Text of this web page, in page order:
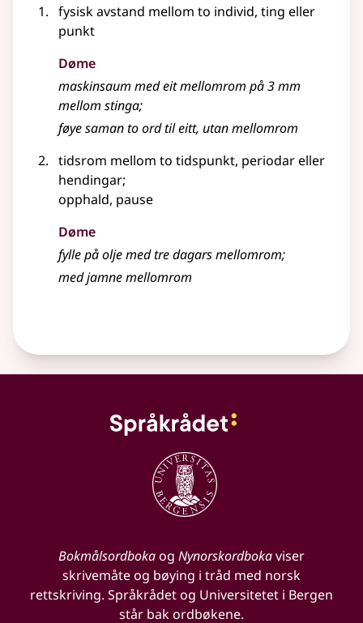
fysisk avstand mellom to individ, ting eller
punkt
Døme
maskinsaum med eit mellomrom på 3 mm
mellom stinga;
føye saman to ord til eitt, utan mellomrom
tidsrom mellom to tidspunkt, periodar eller
hendingar;
opphald, pause
Døme
fylle på olje med tre dagars mellomrom;
med jamne mellomrom
Bokmålsordbokaog Nynorskordbokaviser
skrivemåte og bøying i tråd med norsk
rettskriving. Språkrådet og Universitetet i Bergen
står bak ordbøkene.